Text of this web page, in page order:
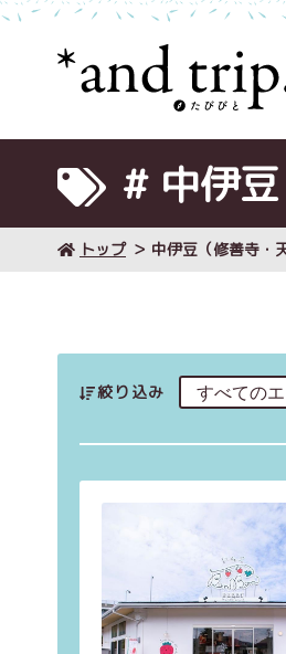
# 中伊豆
トップ 中伊豆（修善寺・
絞り込み